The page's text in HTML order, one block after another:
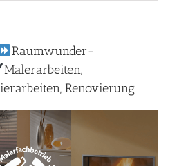
Raumwunder-
Malerarbeiten,
Renovierung